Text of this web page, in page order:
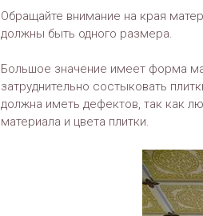
Обращайте внимание на края
должны быть одного размера.
Большое значение имеет форма
затруднительно состыковать
должна иметь дефектов, так как
материала и цвета плитки.